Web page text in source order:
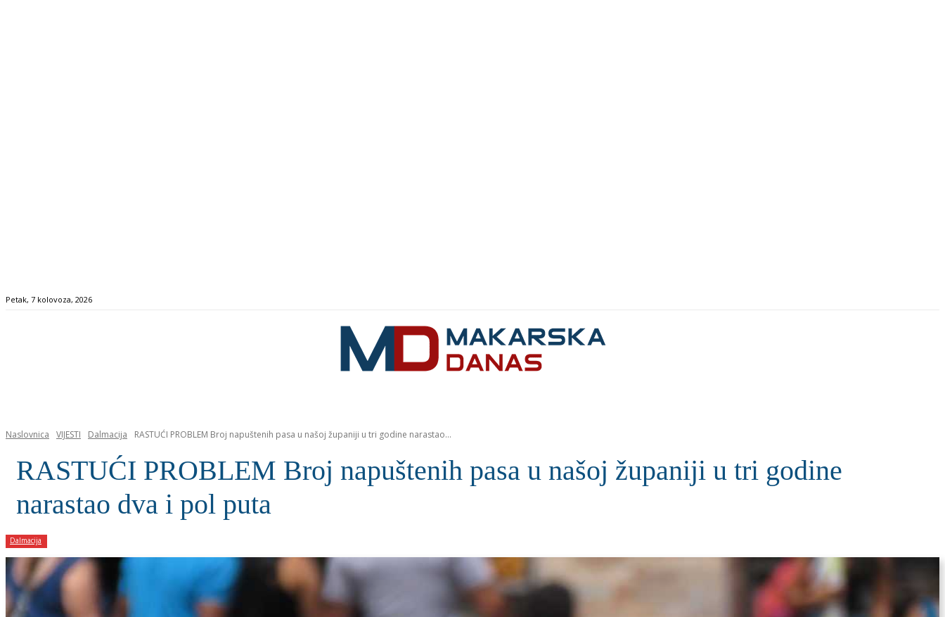
Petak, 7 kolovoza, 2026
Naslovnica VIJESTI Dalmacija RASTUĆI PROBLEM Broj napuštenih pasa u našoj županiji u tri godine narastao...
RASTUĆI PROBLEM Broj napuštenih pasa u našoj županiji u tri godine
narastao dva i pol puta
Dalmacija